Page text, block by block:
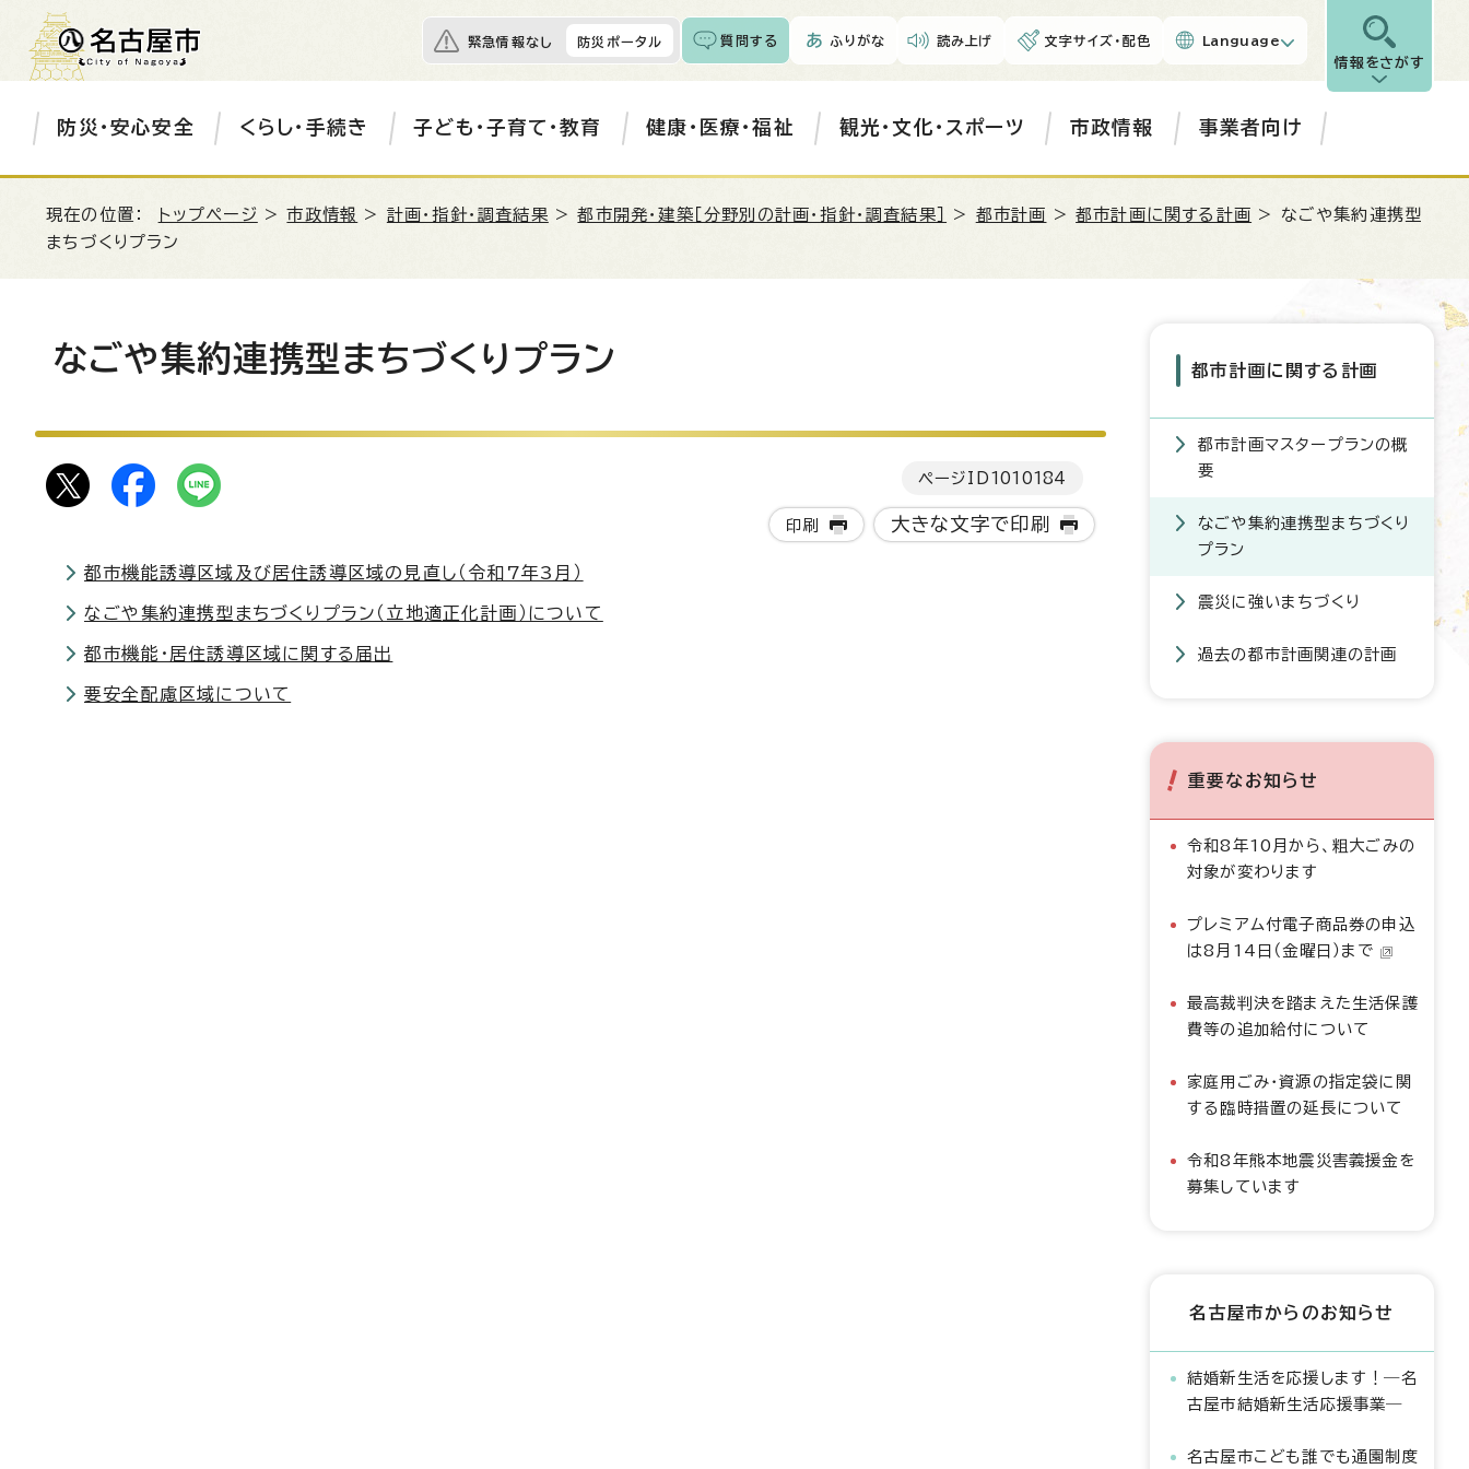
緊急情報なし 防災ポータル 質問する ふりがな 読み上げ 文字サイズ・配色 Language
情報をさがす
防災・安心安全 くらし・手続き 子ども・子育て・教育 健康・医療・福祉 観光・文化・スポーツ 市政情報 事業者向け
現在の位置： トップページ >市政情報 > 計画・指針・調査結果 >都市開発・建築［分野別の計画・指針・調査結果］ > 都市計画 >都市計画に関する計画 > なごや集約連携型
まちづくりプラン
なごや集約連携型まちづくりプラン
ページID 1010184
印刷 大きな文字で印刷
都市機能誘導区域及び居住誘導区域の見直し（令和7年3月）
なごや集約連携型まちづくりプラン（立地適正化計画）について
都市機能・居住誘導区域に関する届出
要安全配慮区域について
都市計画に関する計画
都市計画マスタープランの概
要
なごや集約連携型まちづくり
プラン
震災に強いまちづくり
過去の都市計画関連の計画
重要なお知らせ
令和8年10月から、粗大ごみの
対象が変わります
プレミアム付電子商品券の申込
は8月14日（金曜日）まで
最高裁判決を踏まえた生活保護
費等の追加給付について
家庭用ごみ・資源の指定袋に関
する臨時措置の延長について
令和8年熊本地震災害義援金を
募集しています
名古屋市からのお知らせ
結婚新生活を応援します！―名
古屋市結婚新生活応援事業―
名古屋市こども誰でも通園制度